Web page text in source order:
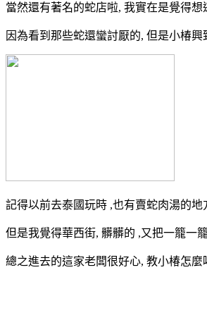
當然還有著名的蛇店啦, 我實在是覺得想
因為看到那些蛇還蠻討厭的, 但是小椿
記得以前去泰國玩時 ,也有賣蛇肉湯的地
但是我覺得華西街, 髒髒的 ,又把一籠一
總之進去的這家老闆很好心, 教小椿怎麼